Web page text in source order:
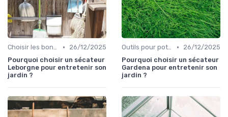
Choisir les bons outils •
26/12/2025
Pourquoi choisir un sécateur
Leborgne pour entretenir son
jardin ?
Outils pour potagers •
26/12/2025
Pourquoi choisir un sécateur
Gardena pour entretenir son
jardin ?